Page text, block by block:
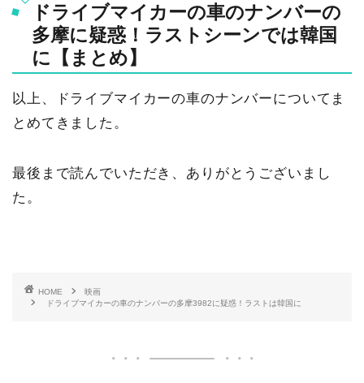
ドライブマイカーの車のナンバーの
多摩に疑惑！ラストシーンでは韓国
に【まとめ】
以上、ドライブマイカーの車のナンバーについてま
とめてきました。
最後まで読んでいただき、ありがとうございまし
た。
HOME
映画
ドライブマイカーの車のナンバーの多摩3982に疑惑！ラストは韓国に